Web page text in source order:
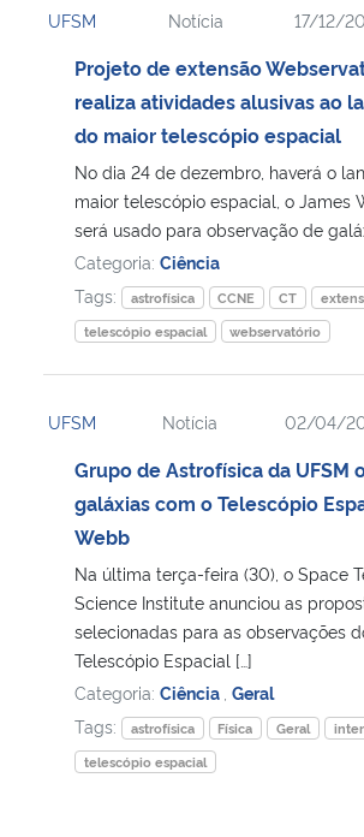
Ministério da Cidadania
Ministério da Saúde
Ministério de Minas e Energia
Ministério da Ciência, Tecnologia, Inovações e
Ministério do Meio Ambiente
Ministério do Turismo
Controladoria-Geral da União
Ministério da Mulher, da Família e dos Direitos
Secretaria-Geral
Secretaria de Governo
Gabinete de Segurança Institucional
UFSM Notícia 17/12/
Projeto de extensão
realiza atividades alusivas ao
do maior telescópio espacial
No dia 24 de dezembro, haverá o
maior telescópio espacial, o James
será usado para observação de
Categoria: Ciência
Tags:
astrofísica CCNE CT
telescópio espacial
webservatório
UFSM Notícia 02/04/
Grupo de Astrofísica da UFSM
galáxias com o Telescópio
Webb
Na última terça-feira (30), o Space
Science Institute anunciou as
selecionadas para as observações
Telescópio Espacial […]
Categoria: Ciência Geral
Tags:
astrofísica Física Geral
telescópio espacial